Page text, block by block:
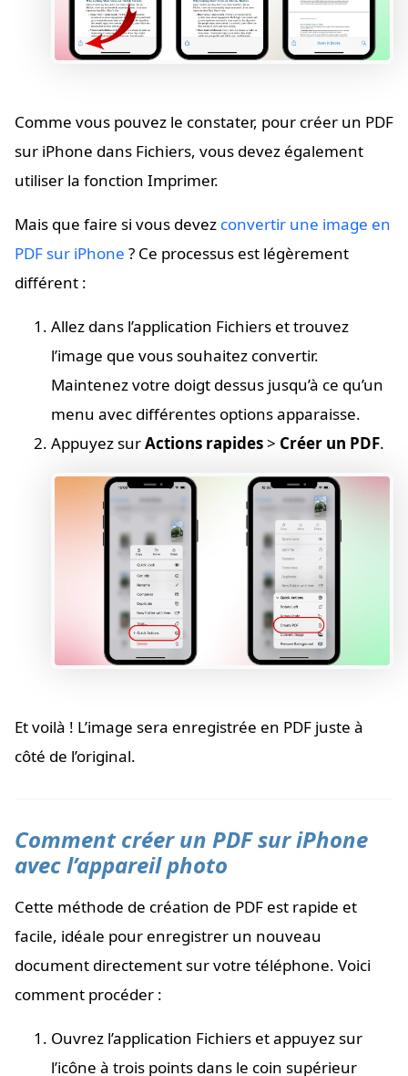
Comme vous pouvez le constater, pour créer un PDF
sur iPhone dans Fichiers, vous devez également
utiliser la fonction Imprimer.
Mais que faire si vous devez convertir une image en
PDF sur iPhone ? Ce processus est légèrement
différent :
Allez dans l’application Fichiers et trouvez
l’image que vous souhaitez convertir.
Maintenez votre doigt dessus jusqu’à ce qu’un
menu avec différentes options apparaisse.
Appuyez surActions rapides> Créer un PDF.
Et voilà ! L’image sera enregistrée en PDF juste à
côté de l’original.
Comment créer un PDF sur iPhone
avec l’appareil photo
Cette méthode de création de PDF est rapide et
facile, idéale pour enregistrer un nouveau
document directement sur votre téléphone. Voici
comment procéder :
Ouvrez l’application Fichiers et appuyez sur
l’icône à trois points dans le coin supérieur